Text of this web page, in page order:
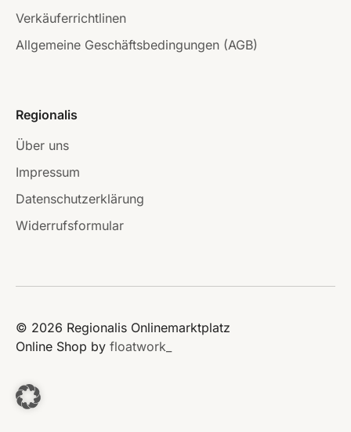
Verkäuferrichtlinen
Allgemeine Geschäftsbedingungen (AGB)
Regionalis
Über uns
Impressum
Datenschutzerklärung
Widerrufsformular
© 2026 Regionalis Onlinemarktplatz
Online Shop by floatwork_